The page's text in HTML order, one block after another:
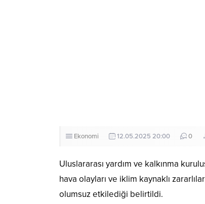
Ekonomi 12.05.2025 20:00 0
Uluslararası yardım ve kalkınma
hava olayları ve iklim kaynaklı
olumsuz etkilediği belirtildi.